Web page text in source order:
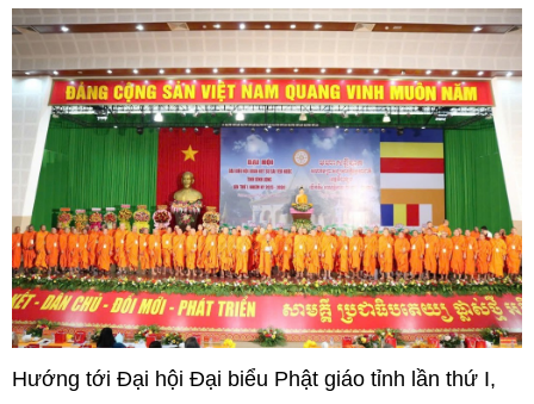
Hướng tới Đại hội Đại biểu Phật giáo tỉnh lần thứ I,